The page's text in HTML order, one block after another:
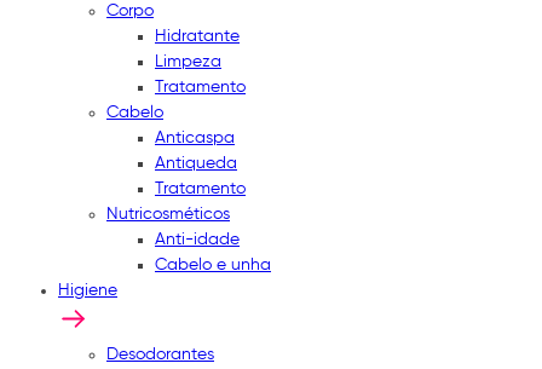
Corpo
Hidratante
Limpeza
Tratamento
Cabelo
Anticaspa
Antiqueda
Tratamento
Nutricosméticos
Anti-idade
Cabelo e unha
Higiene
Desodorantes